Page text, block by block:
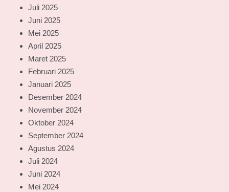
Juli 2025
Juni 2025
Mei 2025
April 2025
Maret 2025
Februari 2025
Januari 2025
Desember 2024
November 2024
Oktober 2024
September 2024
Agustus 2024
Juli 2024
Juni 2024
Mei 2024